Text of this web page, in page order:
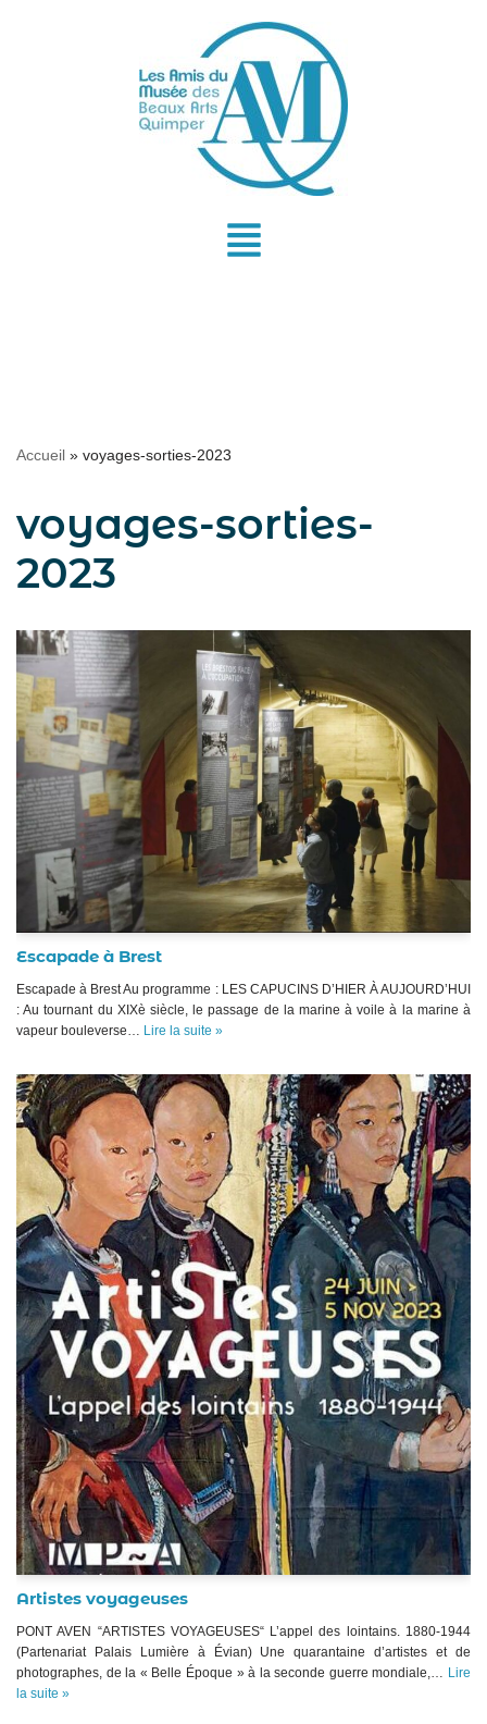
Accueil » voyages-sorties-2023
voyages-sorties-
2023
Escapade à Brest
Escapade à Brest Au programme : LES CAPUCINS D’HIER À AUJOURD’HUI
: Au tournant du XIXè siècle, le passage de la marine à voile à la marine à
vapeur bouleverse… Lire la suite »
Artistes voyageuses
PONT AVEN “ARTISTES VOYAGEUSES“ L’appel des lointains. 1880-1944
(Partenariat Palais Lumière à Évian) Une quarantaine d’artistes et de
photographes, de la « Belle Époque » à la seconde guerre mondiale,… Lire
la suite »